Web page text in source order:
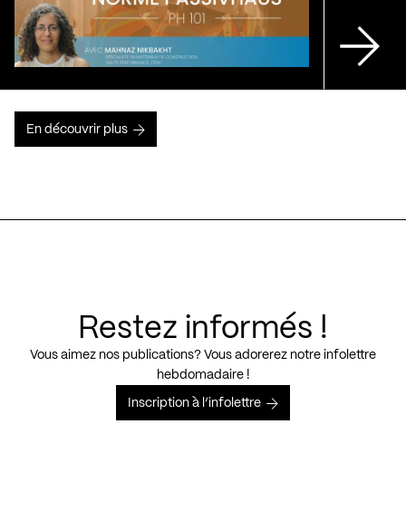
En découvrir plus
Restez informés !
Vous aimez nos publications? Vous adorerez notre infolettre
hebdomadaire !
Inscription à l’infolettre